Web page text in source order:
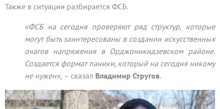
Также в ситуации разбирается ФСБ.
«ФСБ на сегодня проверяют ряд структур, которые
могут быть заинтересованы в создании искусственных
очагов напряжения в Орджоникидзевском районе.
Создается формат паники, который на сегодня никому
не нужен», – сказал Владимир Стругов.